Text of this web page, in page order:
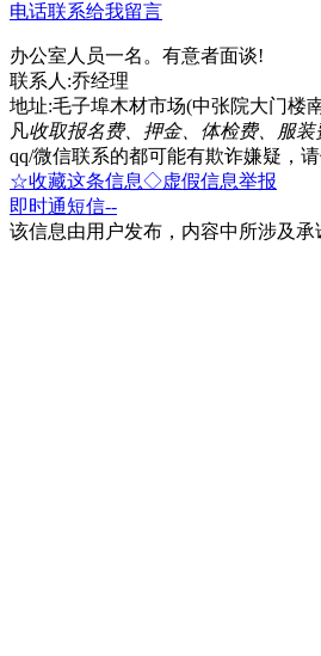
电话联系给我留言
办公室人员一名。有意者面谈!
联系人:乔经理
地址:毛子埠木材市场(中张院大门楼
凡收取报名费、押金、体检费、服
qq/微信联系的都可能有欺诈嫌疑，请
☆收藏这条信息◇虚假信息举报
即时通短信--
该信息由用户发布，内容中所涉及